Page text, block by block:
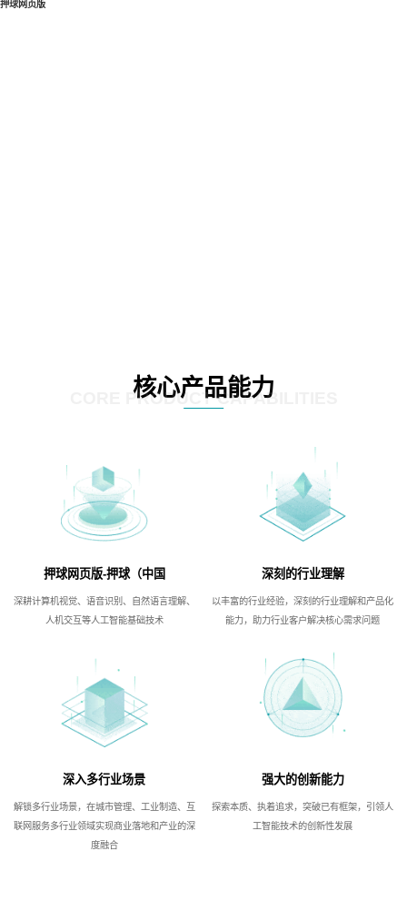
押球网页版
核心产品能力
CORE PRODUCT CAPABILITIES
押球网页版-押球（中国
深耕计算机视觉、语音识别、自然语言理解、
人机交互等人工智能基础技术
深刻的行业理解
以丰富的行业经验，深刻的行业理解和产品化
能力，助力行业客户解决核心需求问题
深入多行业场景
解锁多行业场景，在城市管理、工业制造、互
联网服务多行业领域实现商业落地和产业的深
度融合
强大的创新能力
探索本质、执着追求，突破已有框架，引领人
工智能技术的创新性发展